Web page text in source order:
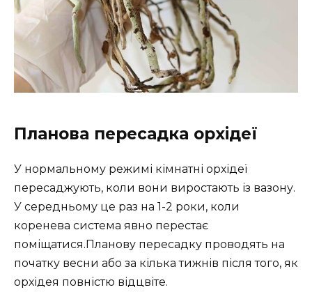
Планова пересадка орхідеї
У нормальному режимі кімнатні орхідеї
пересаджують, коли вони виростають із вазону.
У середньому це раз на 1-2 роки, коли
коренева система явно перестає
поміщатися.Планову пересадку проводять на
початку весни або за кілька тижнів після того, як
орхідея повністю відцвіте.